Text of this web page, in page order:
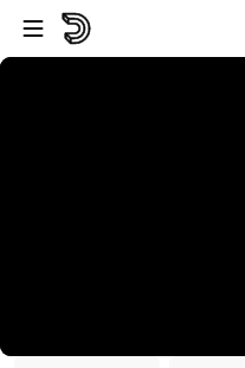
Passer au player
Passer au contenu principal